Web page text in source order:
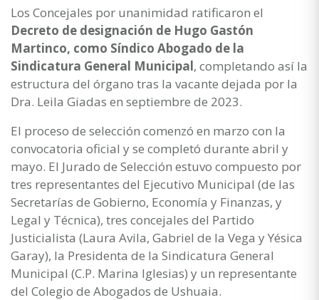
Los Concejales por unanimidad ratificaron el
Decreto de designación de Hugo Gastón
Martinco, como Síndico Abogado de la
Sindicatura General Municipal, completando así la
estructura del órgano tras la vacante dejada por la
Dra. Leila Giadas en septiembre de 2023.
El proceso de selección comenzó en marzo con la
convocatoria oficial y se completó durante abril y
mayo. El Jurado de Selección estuvo compuesto por
tres representantes del Ejecutivo Municipal (de las
Secretarías de Gobierno, Economía y Finanzas, y
Legal y Técnica), tres concejales del Partido
Justicialista (Laura Avila, Gabriel de la Vega y Yésica
Garay), la Presidenta de la Sindicatura General
Municipal (C.P. Marina Iglesias) y un representante
del Colegio de Abogados de Ushuaia.